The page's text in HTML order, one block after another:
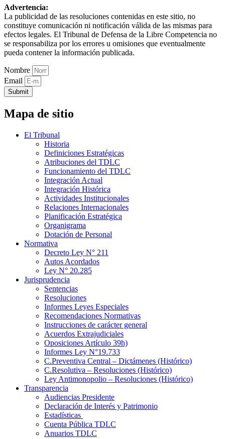
Advertencia:
La publicidad de las resoluciones contenidas en este sitio, no
constituye comunicación ni notificación válida de las mismas para
efectos legales. El Tribunal de Defensa de la Libre Competencia no
se responsabiliza por los errores u omisiones que eventualmente
pueda contener la información publicada.
Nombre
Email
Submit
Mapa de sitio
El Tribunal
Historia
Definiciones Estratégicas
Atribuciones del TDLC
Funcionamiento del TDLC
Integración Actual
Integración Histórica
Actividades Institucionales
Relaciones Internacionales
Planificación Estratégica
Organigrama
Dotación de Personal
Normativa
Decreto Ley N° 211
Autos Acordados
Ley N° 20.285
Jurisprudencia
Sentencias
Resoluciones
Informes Leyes Especiales
Recomendaciones Normativas
Instrucciones de carácter general
Acuerdos Extrajudiciales
Oposiciones Artículo 39h)
Informes Ley N°19.733
C.Preventiva Central – Dictámenes (Histórico)
C.Resolutiva – Resoluciones (Histórico)
Ley Antimonopolio – Resoluciones (Histórico)
Transparencia
Audiencias Presidente
Declaración de Interés y Patrimonio
Estadísticas
Cuenta Pública TDLC
Anuarios TDLC